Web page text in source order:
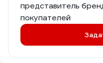
представитель
покупателей